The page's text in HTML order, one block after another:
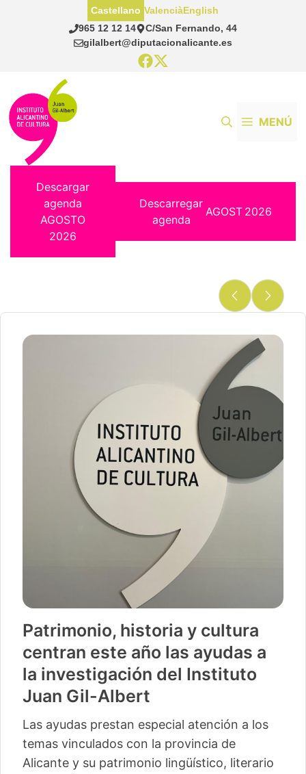
965 12 12 14
C/San Fernando, 44
gilalbert@diputacionalicante.es
Castellano ValenciàEnglish
MENÚ
Descargar
agenda
AGOSTO
2026
Descarregar
agenda
AGOST 2026
Patrimonio, historia y cultura
centran este año las ayudas a
la investigación del Instituto
Juan Gil-Albert
Las ayudas prestan especial atención a los
temas vinculados con la provincia de
Alicante y su patrimonio lingüístico, literario